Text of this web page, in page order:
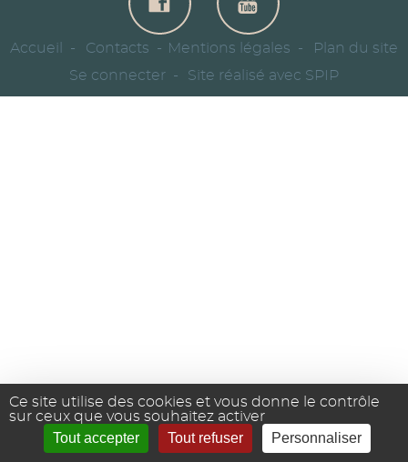
Ce site utilise des cookies et vous donne le contrôle
sur ceux que vous souhaitez activer
Tout accepter Tout refuser Personnaliser
Accueil Contacts Mentions légales
Plan du site
Se connecter
Site réalisé avec SPIP